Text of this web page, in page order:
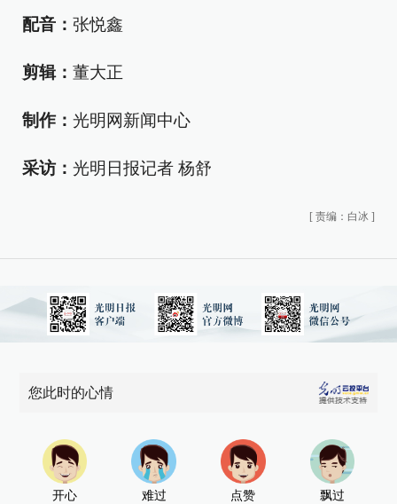
配音： 张悦鑫
剪辑： 董大正
制作： 光明网新闻中心
采访： 光明日报记者 杨舒
[ 责编：白冰 ]
您此时的心情
开心 难过 点赞 飘过